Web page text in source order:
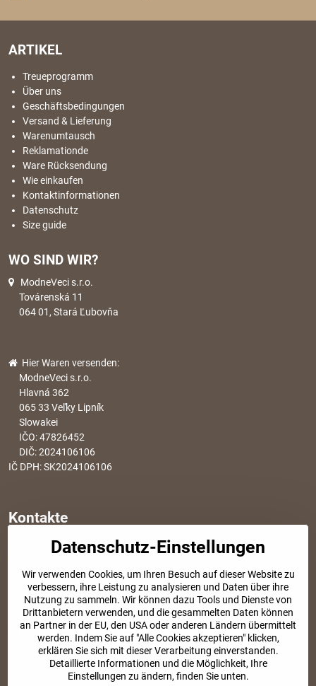
ARTIKEL
Treueprogramm
Über uns
Geschäftsbedingungen
Versand & Lieferung
Warenumtausch
Reklamationde
Ware Rücksendung
Wie einkaufen
Kontaktinformationen
Datenschutz
Size guide
WO SIND WIR?
ModneVeci s.r.o.
Továrenská 11
064 01, Stará Ľubovňa
Hier Waren versenden:
ModneVeci s.r.o.
Hlavná 362
065 33 Veľky Lipník
Slowakei
IČO: 47826452
DIČ: 2024106106
IČ DPH: SK2024106106
Kontakte
info​@modischesachen​.de
+421 917 917 801
Tel. Kundenservice von 8:30 bis 15:00
SOZIALE NETZWERKE
Facebook Instagram
Datenschutz-Einstellungen
Wir verwenden Cookies, um Ihren Besuch auf dieser Website zu
verbessern, ihre Leistung zu analysieren und Daten über ihre
Nutzung zu sammeln. Wir können dazu Tools und Dienste von
Drittanbietern verwenden, und die gesammelten Daten können
an Partner in der EU, den USA oder anderen Ländern übermittelt
werden. Indem Sie auf "Alle Cookies akzeptieren" klicken,
erklären Sie sich mit dieser Verarbeitung einverstanden.
Detaillierte Informationen und die Möglichkeit, Ihre
Einstellungen zu ändern, finden Sie unten.